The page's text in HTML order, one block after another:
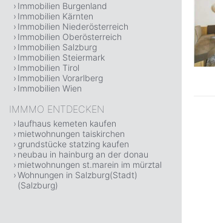
Immobilien Burgenland
Immobilien Kärnten
Immobilien Niederösterreich
Immobilien Oberösterreich
Immobilien Salzburg
Immobilien Steiermark
Immobilien Tirol
Immobilien Vorarlberg
Immobilien Wien
IMMMO ENTDECKEN
laufhaus kemeten kaufen
mietwohnungen taiskirchen
grundstücke statzing kaufen
neubau in hainburg an der donau
mietwohnungen st.marein im mürztal
Wohnungen in Salzburg(Stadt)
(Salzburg)